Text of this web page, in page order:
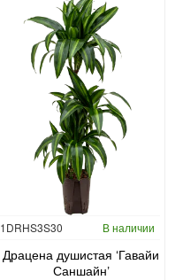
Гидропоника
1DRHS3S30 В наличии
Драцена душистая ‘Гавайи
Саншайн’